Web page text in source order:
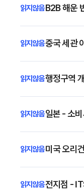
B2B 해운
중국 세관
행정구역
일본 - 소
미국 오리